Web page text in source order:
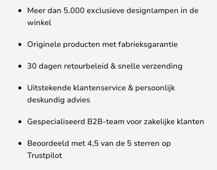
Meerdan 5.000 exclusievedesignlampen in de
winkel
Originele producten metfabrieksgarantie
30 dagen retourbeleid & snelleverzending
Uitstekende klantenservice & persoonlijk
deskundig advies
Gespecialiseerd B2B-team voor zakelijke klanten
Beoordeeld met4,5 van de 5 sterren op
Trustpilot